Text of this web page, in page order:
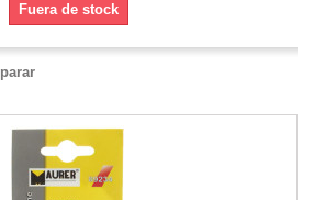
Fuera de stock